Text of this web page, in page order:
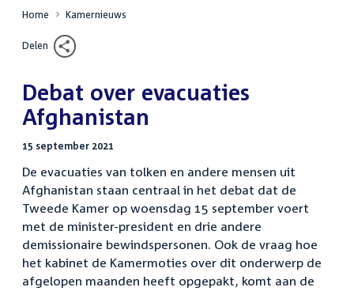
Home Kamernieuws
Delen
Debat over evacuaties
Afghanistan
15 september 2021
De evacuaties van tolken en andere mensen uit
Afghanistan staan centraal in het debat dat de
Tweede Kamer op woensdag 15 september voert
met de minister-president en drie andere
demissionaire bewindspersonen. Ook de vraag hoe
het kabinet de Kamermoties over dit onderwerp de
afgelopen maanden heeft opgepakt, komt aan de